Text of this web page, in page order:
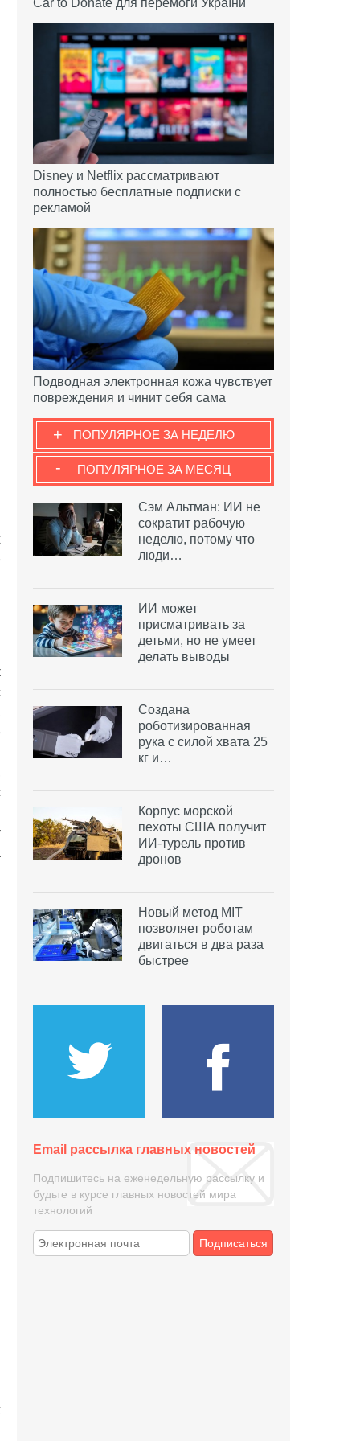
Disney и Netflix рассматривают
полностью бесплатные подписки с
рекламой
Подводная электронная кожа чувствует
повреждения и чинит себя сама
ПОПУЛЯРНОЕ ЗА НЕДЕЛЮ
+
ПОПУЛЯРНОЕ ЗА МЕСЯЦ
-
Сэм Альтман: ИИ не
сократит рабочую
неделю, потому что
люди…
ИИ может
присматривать за
детьми, но не умеет
делать выводы
Создана
роботизированная
рука с силой хвата 25
кг и…
Корпус морской
пехоты США получит
ИИ-турель против
дронов
Новый метод MIT
позволяет роботам
двигаться в два раза
быстрее
Email рассылка главных новостей
Подпишитесь на еженедельную рассылку и
будьте в курсе главных новостей мира
технологий
Подписаться